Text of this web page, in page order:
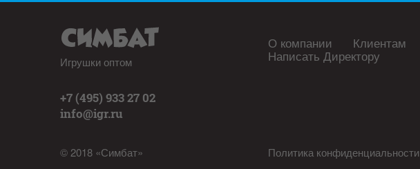
Игрушки оптом
+7 (495) 933 27 02
info@igr.ru
© 2018 «Симбат»
О компании Клиентам
Написать Директору
Политика конфиденциальности